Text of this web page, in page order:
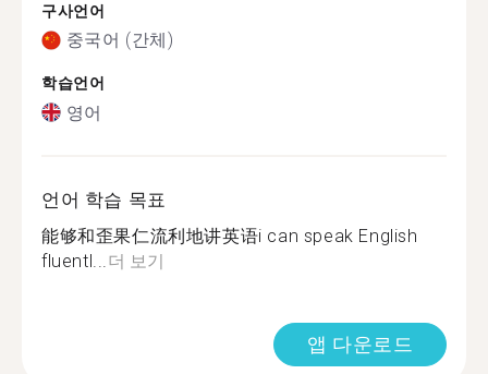
구사언어
중국어 (간체)
학습언어
영어
언어 학습 목표
能够和歪果仁流利地讲英语i can speak English
fluentl... 더 보기
앱 다운로드